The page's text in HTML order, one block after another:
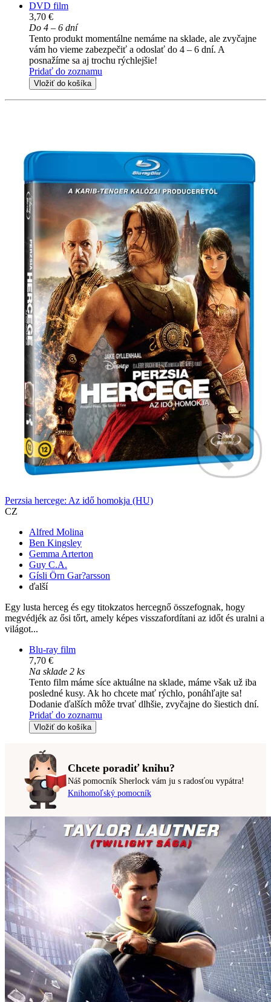
DVD film
3,70 €
Do 4 – 6 dní
Tento produkt momentálne nemáme na sklade, ale zvyčajne
vám ho vieme zabezpečiť a odoslať do 4 – 6 dní. A
posnažíme sa aj trochu rýchlejšie!
Pridať do zoznamu
Vložiť do košíka
Perzsia hercege: Az idő homokja (HU)
CZ
Alfred Molina
Ben Kingsley
Gemma Arterton
Guy C.A.
Gísli Örn Gar?arsson
ďalší
Egy lusta herceg és egy titokzatos hercegnő összefognak, hogy
megvédjék az ősi tőrt, amely képes visszafordítani az időt és uralni a
világot...
Blu-ray film
7,70 €
Na sklade 2 ks
Tento film máme síce aktuálne na sklade, máme však už iba
posledné kusy. Ak ho chcete mať rýchlo, ponáhľajte sa!
Dodanie ďalších môže trvať dlhšie, zvyčajne do šiestich dní.
Pridať do zoznamu
Vložiť do košíka
Chcete poradiť knihu?
Náš pomocník Sherlock vám ju s radosťou vypátra!
Knihomoľský pomocník